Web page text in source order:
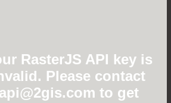
RasterJS API key is
Please contact
api@2gis.com to get